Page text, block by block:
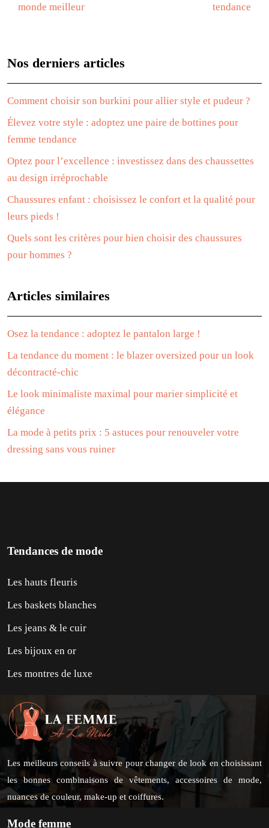
monde meilleur
tendance
Nos derniers articles
Comment choisir son burkini pour allier style et pudeur ?
Élevez votre style : adoptez une paire de bottines pour
femme tendance
Optez pour l’excellence : investissez dans des chaussettes
au design irréprochable
Chaussures enfant : choisissez le confort et la qualité pour
leurs pieds !
Quels sont les critères pour bien choisir des chaussures
pour hommes ?
Articles similaires
Osez la tendance : adoptez le pantalon large !
La tendance du moment : le blazer oversized pour un look
décontracté-chic
Le look minimaliste maximal pour marier simplicité et
élégance
La mode à petits prix : 5 astuces pour renouveler votre
dressing sans vous ruiner
Tendances de mode
Les hauts fleuris
Les baskets blanches
Les jeans & le cuir
Les bijoux en or
Les montres de luxe
Les meilleurs conseils à suivre pour changer de look en choisissant
les bonnes combinaisons de vêtements, accessoires de mode,
nuances de couleur, make-up et coiffures.
Mode femme